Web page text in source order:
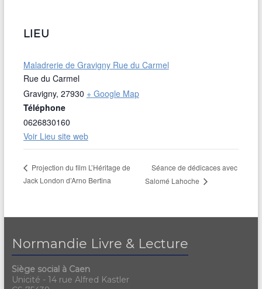
LIEU
Maladrerie de Gravigny Rue du Carmel
Rue du Carmel
Gravigny, 27930 + Google Map
Téléphone
0626830160
Voir Lieu site web
Projection du film L’Héritage de
Jack London d’Arno Bertina
Séance de dédicaces avec
Salomé Lahoche
Normandie Livre & Lecture
Siège social à Caen
Unicité - 14 rue Alfred Kastler